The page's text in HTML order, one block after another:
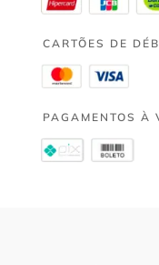
CARTÕES DE
PAGAMENTOS À